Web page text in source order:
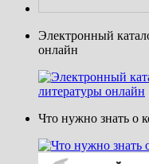
Электронный
онлайн
Что нужно знать о